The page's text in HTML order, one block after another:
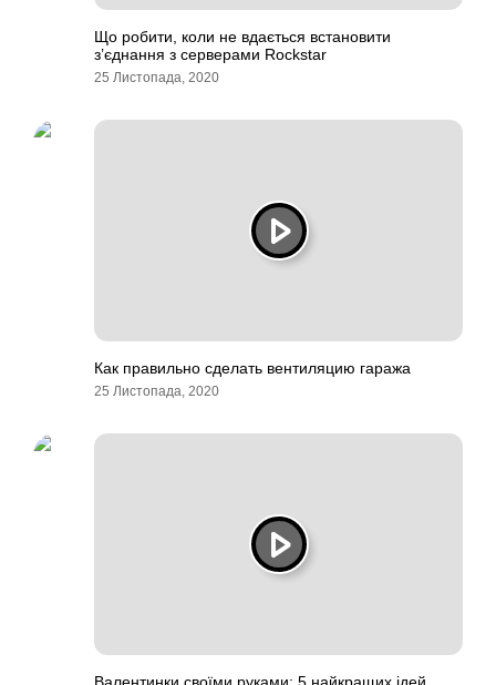
Що робити, коли не вдається встановити
з’єднання з серверами Rockstar
25 Листопада, 2020
Как правильно сделать вентиляцию гаража
25 Листопада, 2020